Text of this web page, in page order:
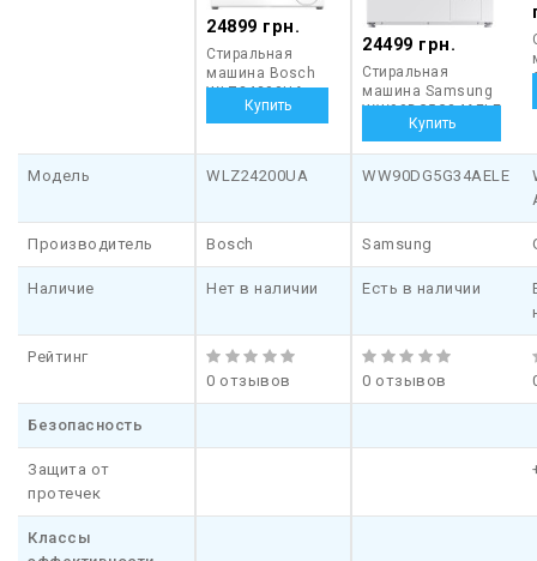
24899 грн.
Стиральная
машина Bosch
WLZ24200UA
24499 грн.
Стиральная
машина Samsung
WW90DG5G34AELE
Модель WLZ24200UA WW90DG5G34AELE
Производитель Bosch Samsung
Наличие Нет в наличии Есть в наличии
Рейтинг
0 отзывов
0 отзывов
Безопасность
Защита от
протечек
Классы